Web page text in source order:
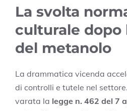
La svolta
culturale dopo
del metanolo
La drammatica vicenda
di controlli e tutele nel
varata la legge n. 462 del 7